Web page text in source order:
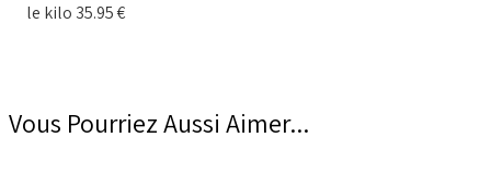
le kilo 35.95 €
Vous Pourriez Aussi Aimer...